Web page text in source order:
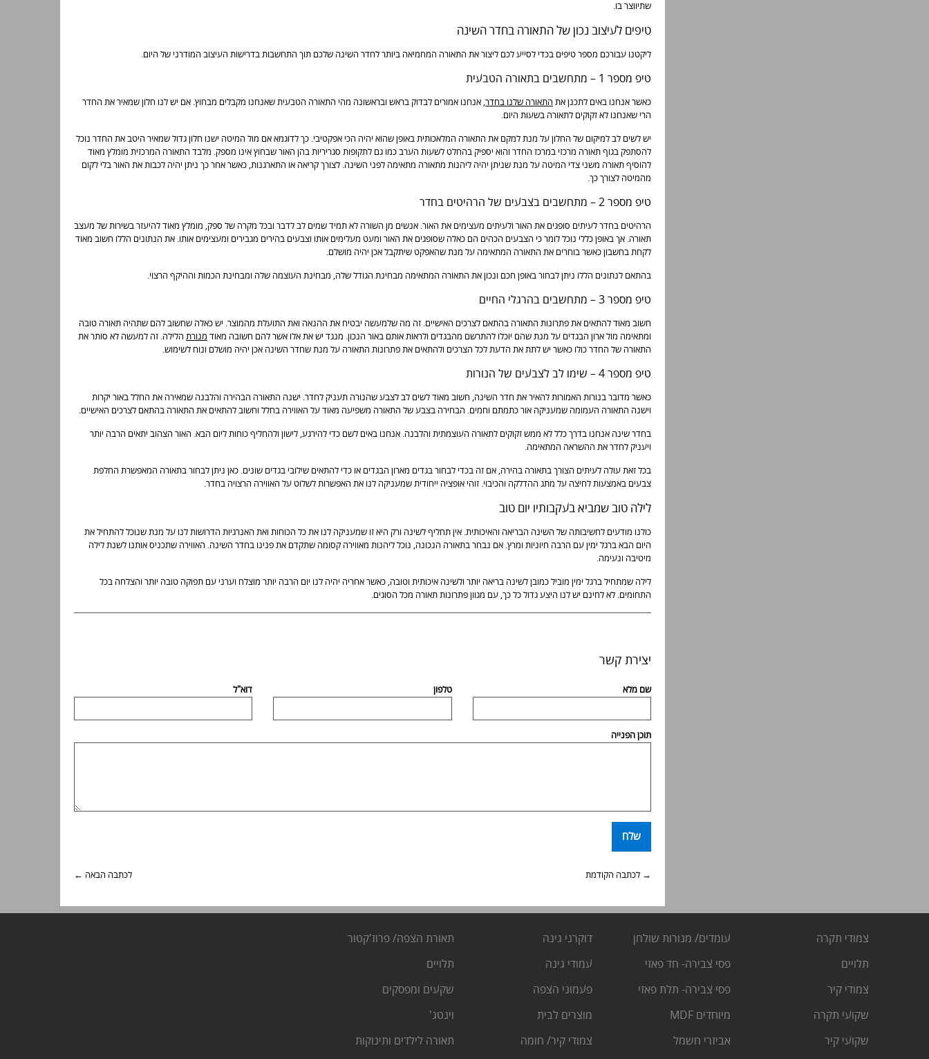
שתיווצר בו.
טיפים לעיצוב נכון של התאורה בחדר השינה
ליקטנו עבורכם מספר טיפים בכדי לסייע לכם ליצור את התאורה המחמיאה ביותר לחדר השינה שלכם תוך התחשבות בדרישות העיצוב המודרני של היום.
טיפ מספר 1 – מתחשבים בתאורה הטבעית
כאשר אנחנו באים לתכנן את התאורה שלנו בחדר, אנחנו אמורים לבדוק בראש ובראשונה מהי התאורה הטבעית שאנחנו מקבלים מבחוץ. אם יש לנו חלון שמאיר את החדר
הרי שאנחנו לא זקוקים לתאורה בשעות היום.
יש לשים לב למיקום של החלון על מנת למקם את התאורה המלאכותית באופן שהוא יהיה הכי אפקטיבי. כך לדוגמא אם מול המיטה ישנו חלון גדול שמאיר היטב את החדר נוכל
להסתפק בגוף תאורה מרכזי במרכז החדר והוא יספיק בהחלט לשעות הערב כמו גם לתקופות סגריריות בהן האור שבחוץ אינו מספק. מלבד התאורה המרכזית מומלץ מאוד
להוסיף תאורה משני צדי המיטה על מנת שניתן יהיה ליהנות מתאורה מתאימה לפני השינה. לצורך קריאה או התארגנות, כאשר אחר כך ניתן יהיה לכבות את האור בלי לקום
מהמיטה לצורך כך.
טיפ מספר 2 – מתחשבים בצבעים של הרהיטים בחדר
הרהיטים בחדר לעיתים סופגים את האור ולעיתים מעצימים את האור. אנשים מן השורה לא תמיד שמים לב לדבר ובכל מקרה של ספק, מומלץ מאוד להיעזר בשירות של מעצב
תאורה. אך באופן כללי נוכל לומר כי הצבעים הכהים הם כאלה שסופגים את האור ומעט מעלימים אותו וצבעים בהירים מגבירים ומעצימים אותו. את הנתונים הללו חשוב מאוד
לקחת בחשבון כאשר בוחרים את התאורה המתאימה על מנת שהאפקט שיתקבל אכן יהיה מושלם.
בהתאם לנתונים הללו ניתן לבחור באופן חכם ונכון את התאורה המתאימה מבחינת הגודל שלה, מבחינת העוצמה שלה ומבחינת הכמות וההיקף הרצוי.
טיפ מספר 3 – מתחשבים בהרגלי החיים
חשוב מאוד להתאים את פתרונות התאורה בהתאם לצרכים האישיים. זה מה שלמעשה יבטיח את ההנאה ואת התועלת מהמוצר. יש כאלה שחשוב להם שתהיה תאורה טובה
ומתאימה מול ארון הבגדים על מנת שהם יוכלו להתרשם מהבגדים ולראות אותם באור הנכון. מנגד יש את אלו אשר להם חשובה מאוד מנורת הלילה. זה למעשה לא סותר את
התאורה של החדר כולו כאשר יש לתת את הדעת לכל הצרכים ולהתאים את פתרונות התאורה על מנת שחדר השינה אכן יהיה מושלם ונוח לשימוש.
טיפ מספר 4 – שימו לב לצבעים של הנורות
כאשר מדובר בנורות האמורות להאיר את חדר השינה, חשוב מאוד לשים לב לצבע שהנורה תעניק לחדר. ישנה התאורה הבהירה והלבנה שמאירה את החלל באור יקרות
וישנה התאורה העמומה שמעניקה אור כתמתם וחמים. הבחירה בצבע של התאורה משפיעה מאוד על האווירה בחלל וחשוב להתאים את התאורה בהתאם לצרכים האישיים.
בחדר שינה אנחנו בדרך כלל לא ממש זקוקים לתאורה העוצמתית והלבנה. אנחנו באים לשם כדי להירגע, לישון ולהחליף כוחות ליום הבא. האור הצהוב יתאים הרבה יותר
ויעניק לחדר את ההשראה המתאימה.
בכל זאת עולה לעיתים הצורך בתאורה בהירה, אם זה בכדי לבחור בגדים מארון הבגדים או כדי להתאים שילובי בגדים שונים. כאן ניתן לבחור בתאורה המאפשרת החלפת
צבעים באמצעות לחיצה על מתג ההדלקה והכיבוי. זוהי אופציה ייחודית שמעניקה לנו את האפשרות לשלוט על האווירה הרצויה בחדר.
לילה טוב שמביא בעקבותיו יום טוב
כולנו מודעים לחשיבותה של השינה הבריאה והאיכותית. אין תחליף לשינה ורק היא זו שמעניקה לנו את כל הכוחות ואת האנרגיות הדרושות לנו על מנת שנוכל להתחיל את
היום הבא ברגל ימין עם הרבה חיוניות ומרץ. אם נבחר בתאורה הנכונה, נוכל ליהנות מאווירה קסומה שתקדם את פנינו בחדר השינה. האווירה שתכניס אותנו לשנת לילה
מיטיבה ונעימה.
לילה שמתחיל ברגל ימין מוביל כמובן לשינה בריאה יותר ולשינה איכותית וטובה, כאשר אחריה יהיה לנו יום הרבה יותר מוצלח וערני עם תפוקה טובה יותר והצלחה בכל
התחומים. לא לחינם יש לנו היצע גדול כל כך, עם מגוון פתרונות תאורה מכל הסוגים.
יצירת קשר
שם מלא טלפון דוא"ל
תוכן הפנייה
שלח
לכתבה הבאה ← → לכתבה הקודמת
צמודי תקרה
תלויים
צמודי קיר
שקועי תקרה
שקועי קיר
עומדים/ מנורות שולחן
פסי צבירה- חד פאזי
פסי צבירה- תלת פאזי
מיוחדים MDF
אביזרי חשמל
דוקרני גינה
עמודי גינה
פעמוני הצפה
מוצרים לבית
צמודי קיר/ חומה
תאורת הצפה/ פרוז'קטור
תלויים
שקעים ומפסקים
וינטג'
תאורה לילדים ותינוקות